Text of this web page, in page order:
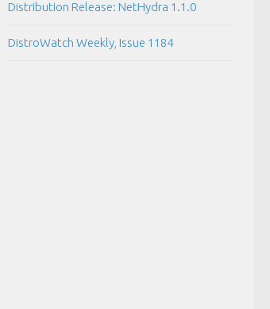
Distribution Release: NetHydra 1.1.0
DistroWatch Weekly, Issue 1184